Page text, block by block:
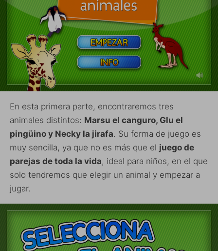
En esta primera parte, encontraremos tres
animales distintos: Marsu el canguro, Glu el
pingüino y Necky la jirafa. Su forma de juego es
muy sencilla, ya que no es más que el juego de
parejas de toda la vida, ideal para niños, en el que
solo tendremos que elegir un animal y empezar a
jugar.